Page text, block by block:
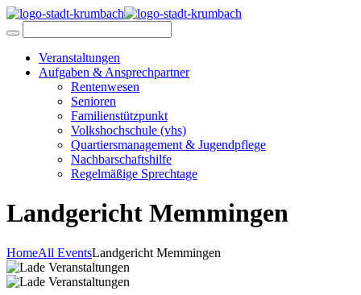
Veranstaltungen
Aufgaben & Ansprechpartner
Rentenwesen
Senioren
Familienstützpunkt
Volkshochschule (vhs)
Quartiersmanagement & Jugendpflege
Nachbarschaftshilfe
Regelmäßige Sprechtage
Landgericht Memmingen
HomeAll EventsLandgericht Memmingen